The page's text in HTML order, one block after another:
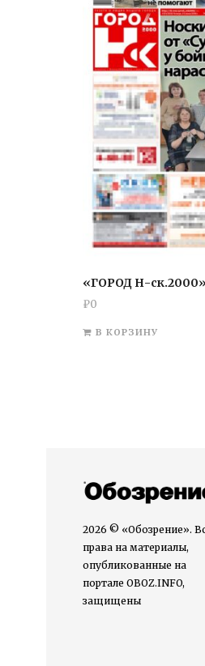
«ГОРОД Н-
₽0
В КОРЗИНУ
2026 © «Обозрение».
права на материалы,
опубликованные на
портале OBOZ.INFO,
защищены